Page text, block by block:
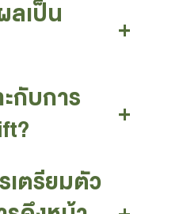
ลเป็น
+
ะกับการ
+
เตรียมตัว